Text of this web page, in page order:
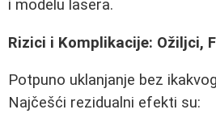
i modelu lasera.
Rizici i Komplikacije: Ožiljci,
Potpuno uklanjanje bez
Najčešći rezidualni efekti su: